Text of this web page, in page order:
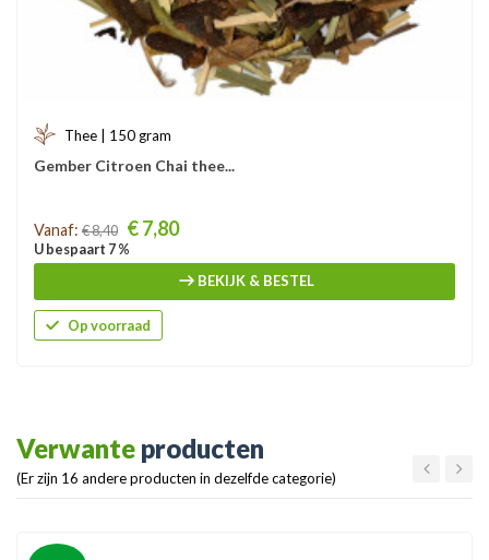
Thee | 150 gram
Gember Citroen Chai thee...
Prijs
Vanaf: € 8,40 € 7,80
U bespaart 7 %
BEKIJK & BESTEL
Op voorraad
Verwante producten
(Er zijn 16 andere producten in dezelfde categorie)